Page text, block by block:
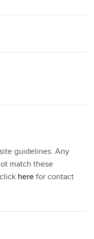
guidelines. Any
match these
here for contact